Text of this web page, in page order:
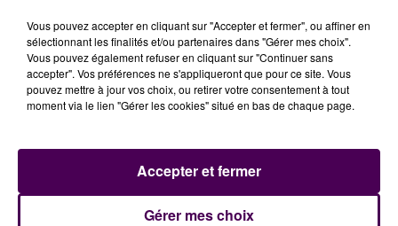
d’accession en Ligue 2, à suivre en direct et en
intégralité sur Sweet FM dès 17h45 !
Vous pouvez accepter en cliquant sur "Accepter et fermer", ou affiner en
sélectionnant les finalités et/ou partenaires dans "Gérer mes choix".
Vous pouvez également refuser en cliquant sur "Continuer sans
accepter". Vos préférences ne s'appliqueront que pour ce site. Vous
pouvez mettre à jour vos choix, ou retirer votre consentement à tout
moment via le lien "Gérer les cookies" situé en bas de chaque page.
Gérer mes choix
Accepter et fermer